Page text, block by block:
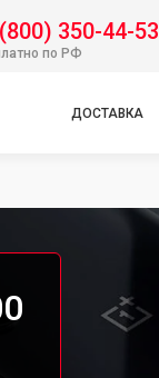
350-44-53
по РФ
ДОСТАВКА